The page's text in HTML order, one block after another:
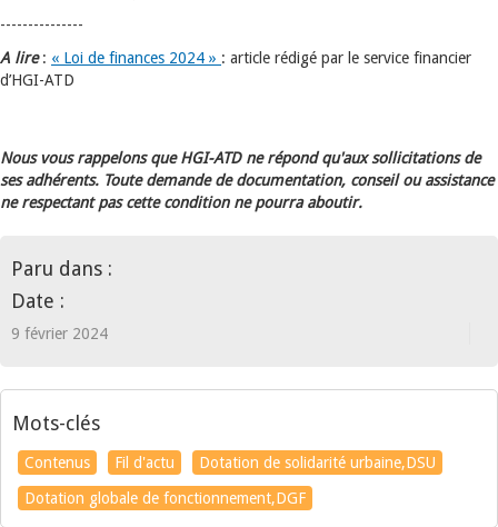
---------------
A lire: « Loi de finances 2024 » : article rédigé par le service financier
d’HGI-ATD
Nous vous rappelons que HGI-ATD ne répond qu'aux sollicitations de
ses adhérents. Toute demande de documentation, conseil ou assistance
ne respectant pas cette condition ne pourra aboutir.
Paru dans :
Date :
9 février 2024
Mots-clés
Contenus Fil d'actu
Dotation de solidarité urbaine,DSU
Dotation globale de fonctionnement,DGF